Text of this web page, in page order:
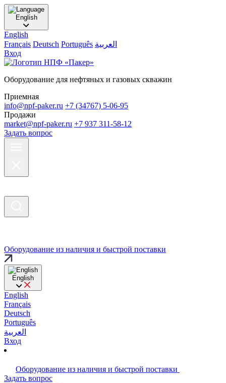
English
English
Français Deutsch Português العربية
Вход
Оборудование для нефтяных и газовых скважин
Приемная
info@npf-paker.ru +7 (34767) 5-06-95
Продажи
market@npf-paker.ru +7 937 311-58-12
Задать вопрос
Оборудование из наличия и быстрой поставки
English
English
Français
Deutsch
Português
العربية
Вход
Оборудование из наличия и быстрой поставки
Задать вопрос